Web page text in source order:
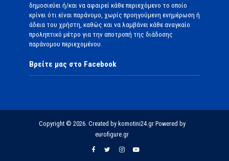
δημοσιεύει ή/και να αφαιρεί κάθε περιεχόμενο το οποίο
κρίνει ότι είναι παράνομο, χωρίς προηγούμενη ενημέρωση ή
άδεια του χρήστη, καθώς και να λαμβάνει κάθε αναγκαίο
προληπτικό μέτρο για την αποτροπή της διάδοσης
παράνομου περιεχομένου.
Βρείτε μας στο Facebook
Copyright © 2026. Created by komotini24.gr Powered by
eurofigure.gr